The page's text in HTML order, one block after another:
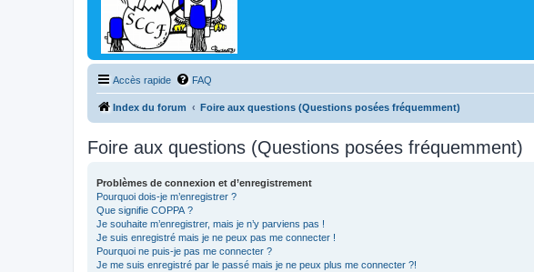
Accès rapide FAQ
Index du forum Foire aux questions (Questions posées fréquemment)
Foire aux questions (Questions posées fréquemment)
Problèmes de connexion et d’enregistrement
Pourquoi dois-je m’enregistrer ?
Que signifie COPPA ?
Je souhaite m’enregistrer, mais je n’y parviens pas !
Je suis enregistré mais je ne peux pas me connecter !
Pourquoi ne puis-je pas me connecter ?
Je me suis enregistré par le passé mais je ne peux plus me connecter ?!